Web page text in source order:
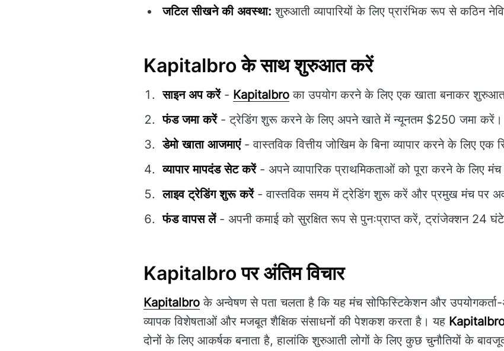
जटिल सीखने की अवस्था: शुरुआती व्यापारियों के लिए प्रारंभिक रूप से कठिन
Kapitalbro के साथ शुरुआत करें
साइन अप करें- Kapitalbro का उपयोग करने के लिए एक खाता बनाकर
फंड जमा करें- ट्रेडिंग शुरू करने के लिए अपने खाते में न्यूनतम $250 जमा करें।
डेमो खाता आजमाएं- वास्तविक वित्तीय जोखिम के बिना व्यापार करने के लिए
व्यापार मापदंड सेट करें- अपने व्यापारिक प्राथमिकताओं को पूरा करने के लिए
लाइव ट्रेडिंग शुरू करें- वास्तविक समय में ट्रेडिंग शुरू करें और प्रमुख मंच पर
फंड वापस लें- अपनी कमाई को सुरक्षित रूप से पुनःप्राप्त करें, ट्रांजेक्शन 24
Kapitalbro पर अंतिम विचार
Kapitalbro के अन्वेषण से पता चलता है कि यह मंच सोफिस्टिकेशन और
व्यापक विशेषताओं और मजबूत शैक्षिक संसाधनों की पेशकश करता है। यह
दोनों के लिए आकर्षक बनाता है, हालांकि शुरुआती लोगों के लिए कुछ चुनौतियों के